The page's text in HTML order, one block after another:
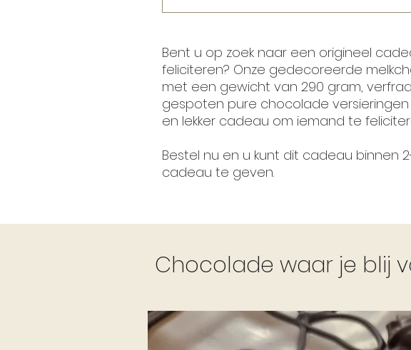
Bent u op zoek naar een origineel
feliciteren? Onze gedecoreerde
met een gewicht van 290 gram,
gespoten pure chocolade
en lekker cadeau om iemand te
Bestel nu en u kunt dit cadeau binnen
cadeau te geven.
Chocolade waar je blij